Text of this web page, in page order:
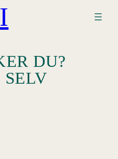
DU?
SELV